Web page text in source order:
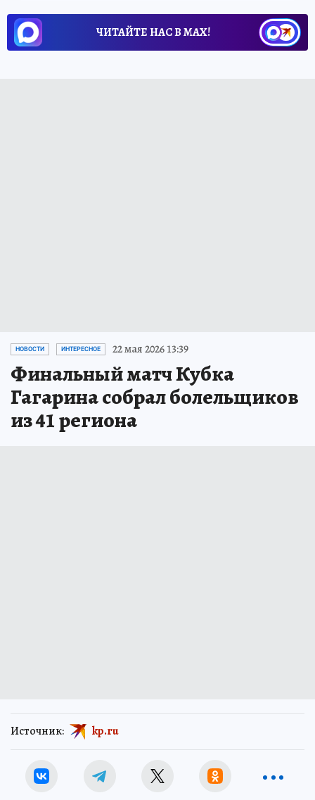
ЧИТАЙТЕ НАС В МАХ!
НОВОСТИ ИНТЕРЕСНОЕ 22 мая 2026 13:39
Финальный матч Кубка
Гагарина собрал болельщиков
из 41 региона
Источник: kp.ru